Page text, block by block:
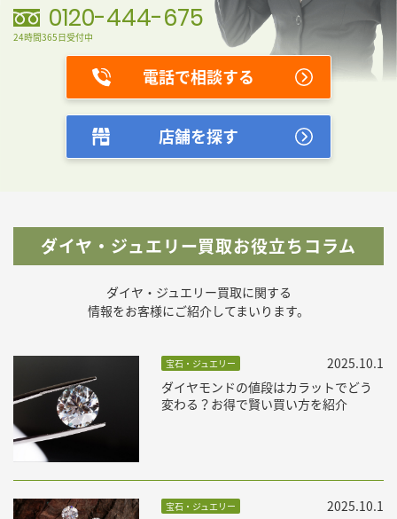
0120-444-675
24時間365日受付中
電話で相談する
店舗を探す
ダイヤ・ジュエリー買取お役立ちコラム
ダイヤ・ジュエリー買取に関する
情報をお客様にご紹介してまいります。
宝石・ジュエリー
ダイヤモンドの値段はカラットでどう
変わる？お得で賢い買い方を紹介
2025.10.1
宝石・ジュエリー 2025.10.1